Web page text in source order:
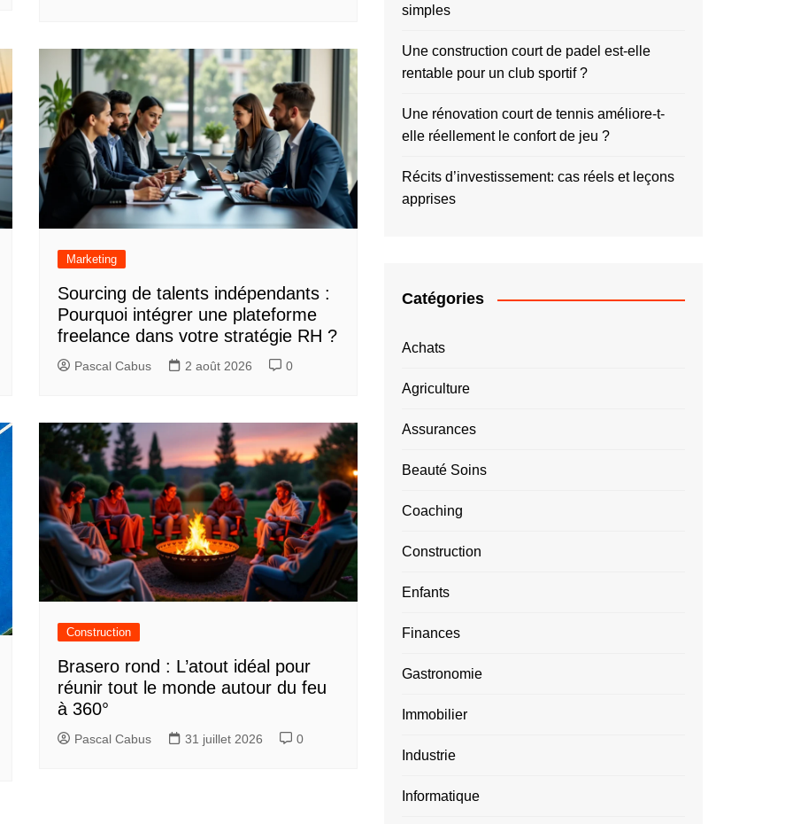
Marketing
Sourcing de talents indépendants :
Pourquoi intégrer une plateforme
freelance dans votre stratégie RH ?
Pascal Cabus 2 août 2026 0
Construction
Brasero rond : L’atout idéal pour
réunir tout le monde autour du feu
à 360°
Pascal Cabus 31 juillet 2026 0
simples
Une construction court de padel est-elle
rentable pour un club sportif ?
Une rénovation court de tennis améliore-t-
elle réellement le confort de jeu ?
Récits d’investissement: cas réels et leçons
apprises
Catégories
Achats
Agriculture
Assurances
Beauté Soins
Coaching
Construction
Enfants
Finances
Gastronomie
Immobilier
Industrie
Informatique